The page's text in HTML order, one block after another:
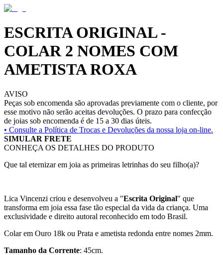
ESCRITA ORIGINAL -
COLAR 2 NOMES COM
AMETISTA ROXA
AVISO
Peças sob encomenda são aprovadas previamente com o cliente, por
esse motivo não serão aceitas devoluções. O prazo para confecção
de joias sob encomenda é de 15 a 30 dias úteis.
• Consulte a Política de Trocas e Devoluções da nossa loja on-line.
SIMULAR FRETE
CONHEÇA OS DETALHES DO PRODUTO
Que tal eternizar em joia as primeiras letrinhas do seu filho(a)?
Lica Vincenzi criou e desenvolveu a "Escrita Original" que
transforma em joia essa fase tão especial da vida da criança. Uma
exclusividade e direito autoral reconhecido em todo Brasil.
Colar em Ouro 18k ou Prata e ametista redonda entre nomes 2mm.
Tamanho da Corrente: 45cm.